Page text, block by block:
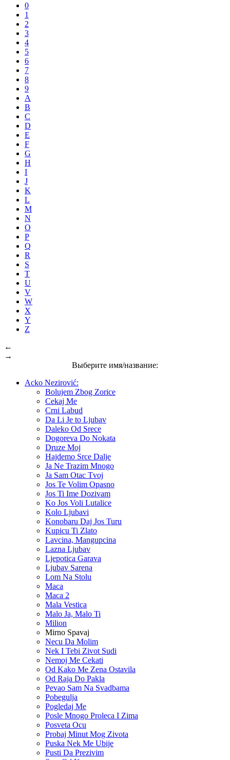
0
1
2
3
4
5
6
7
8
9
A
B
C
D
E
F
G
H
I
J
K
L
M
N
O
P
Q
R
S
T
U
V
W
X
Y
Z
←
→
Выберите имя/название:
Acko Nezirović:
Bolujem Zbog Zorice
Cekaj Me
Crni Labud
Da Li Je to Ljubav
Daleko Od Srece
Dogoreva Do Nokata
Druze Moj
Hajdemo Srce Dalje
Ja Ne Trazim Mnogo
Ja Sam Otac Tvoj
Jos Te Volim Opasno
Jos Ti Ime Dozivam
Ko Jos Voli Lutalice
Kolo Ljubavi
Konobaru Daj Jos Turu
Kupicu Ti Zlato
Lavcina, Mangupcina
Lazna Ljubav
Ljepotica Garava
Ljubav Sarena
Lom Na Stolu
Maca
Maca 2
Mala Vestica
Malo Ja, Malo Ti
Milion
Mirno Spavaj
Necu Da Molim
Nek I Tebi Zivot Sudi
Nemoj Me Cekati
Od Kako Me Zena Ostavila
Od Raja Do Pakla
Pevao Sam Na Svadbama
Pobegulja
Pogledaj Me
Posle Mnogo Proleca I Zima
Posveta Ocu
Probaj Minut Mog Zivota
Puska Nek Me Ubije
Pusti Da Prezivim